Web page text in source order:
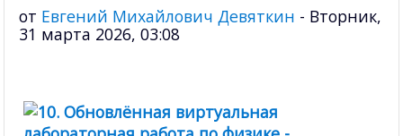
от Евгений Михайлович Девяткин - Вторник,
31 марта 2026, 03:08